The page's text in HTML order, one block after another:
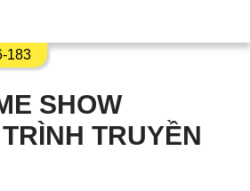
183
SHOW
TRUYỀN